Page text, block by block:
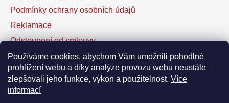
Používáme cookies, abychom Vám umožnili pohodlné
prohlížení webu a díky analýze provozu webu neustále
zlepšovali jeho funkce, výkon a použitelnost. Více
informací
Podmínky ochrany osobních údajů
Reklamace
Odstoupení od smlouvy
Kontaktní formulář
Facebook